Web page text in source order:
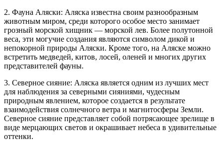
2. Фауна Аляски: Аляска известна своим разнообразным
животным миром, среди которого особое место занимает
грозный морской хищник — морской лев. Более полутонной
веса, эти могучие создания являются символом дикой и
непокорной природы Аляски. Кроме того, на Аляске можно
встретить медведей, китов, лосей, оленей и многих других
представителей фауны.
3. Северное сияние: Аляска является одним из лучших мест
для наблюдения за северными сияниями, чудесным
природным явлением, которое создается в результате
взаимодействия солнечного ветра и магнитосферы Земли.
Северное сияние представляет собой потрясающее зрелище в
виде мерцающих светов и окрашивает небеса в удивительные
оттенки.